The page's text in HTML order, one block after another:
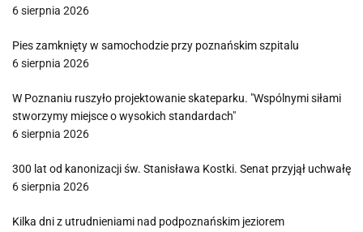
6 sierpnia 2026
Pies zamknięty w samochodzie przy poznańskim szpitalu
6 sierpnia 2026
W Poznaniu ruszyło projektowanie skateparku. "Wspólnymi siłami
stworzymy miejsce o wysokich standardach"
6 sierpnia 2026
300 lat od kanonizacji św. Stanisława Kostki. Senat przyjął uchwałę
6 sierpnia 2026
Kilka dni z utrudnieniami nad podpoznańskim jeziorem